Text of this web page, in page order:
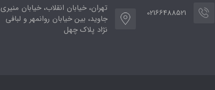
02166488521
تهران، خیابان انقلاب، خیابان منیری
جاوید، بین خیابان روانمهر و لبافی
نژاد پلاک چهل